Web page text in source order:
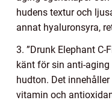
hudens textur och
annat hyaluronsyra,
3. ”Drunk Elephant C-
känt för sin anti-
hudton. Det
vitamin och